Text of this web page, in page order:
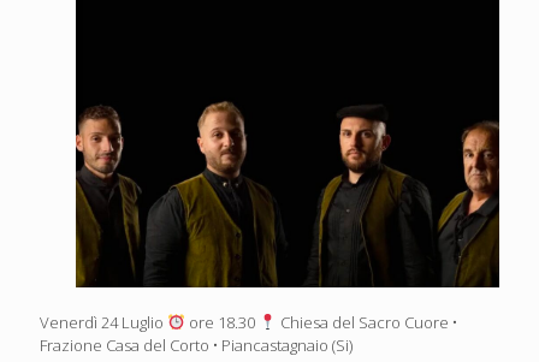
Venerdì 24 Luglio ore 18.30
Chiesa del Sacro Cuore •
Frazione Casa del Corto • Piancastagnaio (Si)